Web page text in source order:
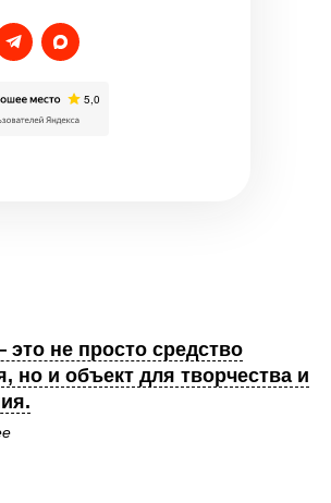
не просто средство
но и объект для творчества и